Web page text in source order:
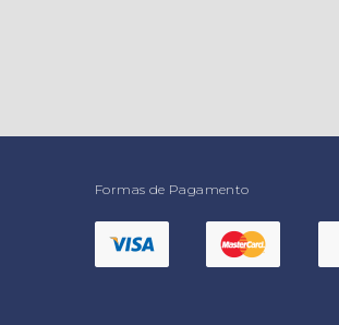
Formas de Pagamento